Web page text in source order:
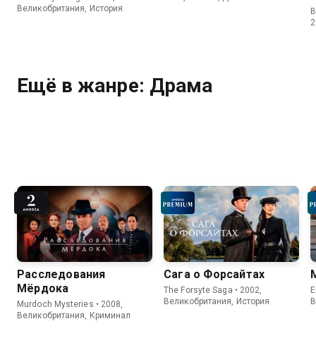
Великобритания, История
Ещё в жанре: Драма
Расследования
Мёрдока
Murdoch Mysteries • 2008,
Великобритания, Криминал
Сага о Форсайтах
The Forsyte Saga • 2002,
Великобритания, История